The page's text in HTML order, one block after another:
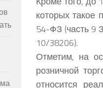
которых такое
54-ФЗ (часть 9
10/38206).
Отметим, на
розничной
относится